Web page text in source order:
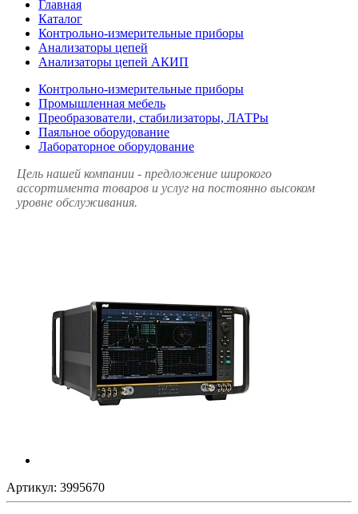
Главная
Каталог
Контрольно-измерительные приборы
Анализаторы цепей
Анализаторы цепей АКИП
Контрольно-измерительные приборы
Промышленная мебель
Преобразователи, стабилизаторы, ЛАТРы
Паяльное оборудование
Лабораторное оборудование
Цель нашей компании - предложение широкого
ассортимента товаров и услуг на постоянно высоком
уровне обслуживания.
Артикул: 3995670